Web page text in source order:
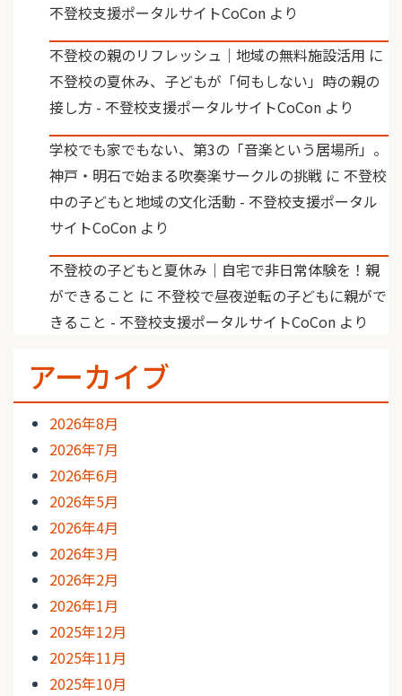
不登校支援ポータルサイトCoCon より
不登校の親のリフレッシュ｜地域の無料施設活用 に
不登校の夏休み、子どもが「何もしない」時の親の
接し方 - 不登校支援ポータルサイトCoCon より
学校でも家でもない、第3の「音楽という居場所」。
神戸・明石で始まる吹奏楽サークルの挑戦 に 不登校
中の子どもと地域の文化活動 - 不登校支援ポータル
サイトCoCon より
不登校の子どもと夏休み｜自宅で非日常体験を！親
ができること に 不登校で昼夜逆転の子どもに親がで
きること - 不登校支援ポータルサイトCoCon より
アーカイブ
2026年8月
2026年7月
2026年6月
2026年5月
2026年4月
2026年3月
2026年2月
2026年1月
2025年12月
2025年11月
2025年10月